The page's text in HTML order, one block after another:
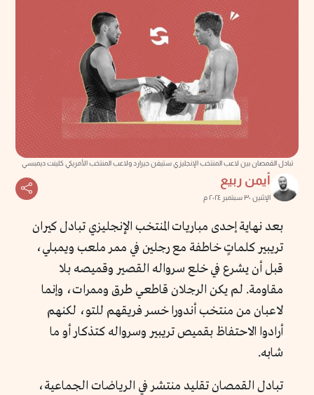
تبادل القمصان بين لاعب المنتخب الإنجليزي ستيفن جيرارد ولاعب المنتخب الأمريكي كلينت ديمبسي
أيمن ربيع
الإثنين ٣٠ سبتمبر ٢٠٢٤ م
بعد نهاية إحدى مباريات المنتخب الإنجليزي تبادل كيران
تريبير كلماتٍ خاطفة مع رجلين في ممر ملعب ويمبلي،
قبل أن يشرع في خلع سرواله القصير وقميصه بلا
مقاومة. لم يكن الرجلان قاطعي طرق وممرات، وإنما
لاعبان من منتخب أندورا خسر فريقهم للتو، لكنهم
أرادوا الاحتفاظ بقميص تريبير وسرواله كتذكار أو ما
شابه.
تبادل القمصان تقليد منتشر في الرياضات الجماعية،